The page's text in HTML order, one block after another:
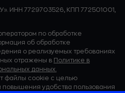
ИНН 7729703526, КПП 772501001,
по обработке
об обработке
о реализуемых требованиях
отражены в Политике в
данных.
файлы cookie с целью
повышения удобства пользования